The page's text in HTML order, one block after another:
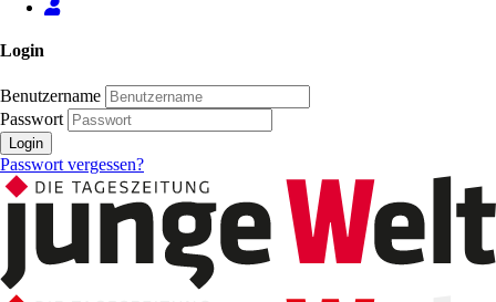
Login
Benutzername
Passwort
Login
Passwort vergessen?